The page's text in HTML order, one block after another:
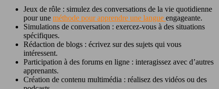
Jeux de rôle : simulez des conversations de la vie quotidienne
pour une méthode pour apprendre une langue engageante.
Simulations de conversation : exercez-vous à des situations
spécifiques.
Rédaction de blogs : écrivez sur des sujets qui vous
intéressent.
Participation à des forums en ligne : interagissez avec d’autres
apprenants.
Création de contenu multimédia : réalisez des vidéos ou des